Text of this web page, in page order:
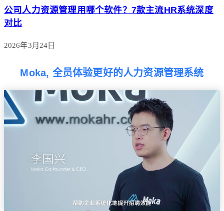
公司人力资源管理用哪个软件？7款主流HR系统深度
对比
2026年3月24日
Moka, 全员体验更好的人力资源管理系统